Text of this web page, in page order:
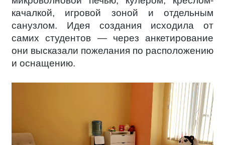
качалкой, игровой зоной и отдельным
санузлом. Идея создания исходила от
самих студентов — через анкетирование
они высказали пожелания по расположению
и оснащению.